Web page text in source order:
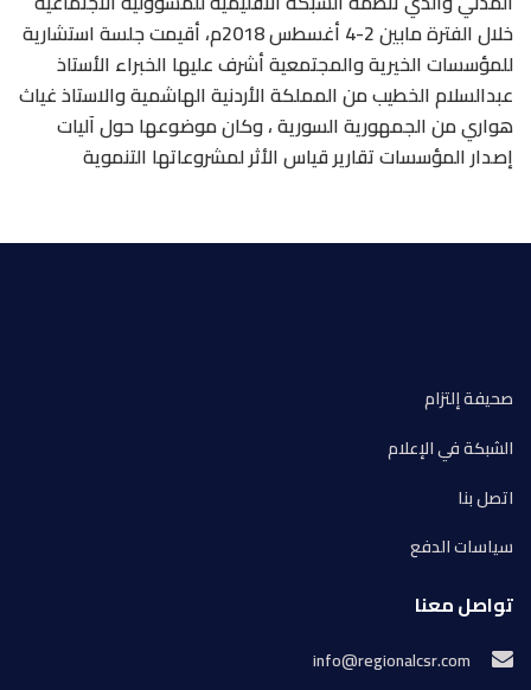
خلال الفترة مابين 2-4 أغسطس 2018م، أقيمت جلسة استشارية
للمؤسسات الخيرية والمجتمعية أشرف عليها الخبراء الأستاذ
عبدالسلام الخطيب من المملكة الأردنية الهاشمية والاستاذ غياث
هواري من الجمهورية السورية ، وكان موضوعها حول آليات
إصدار المؤسسات تقارير قياس الأثر لمشروعاتها التنموية
صحيفة إلتزام
الشبكة في الإعلام
اتصل بنا
سياسات الدفع
تواصل معنا